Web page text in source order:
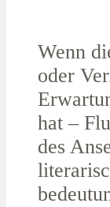
Wenn
oder
hat –
des